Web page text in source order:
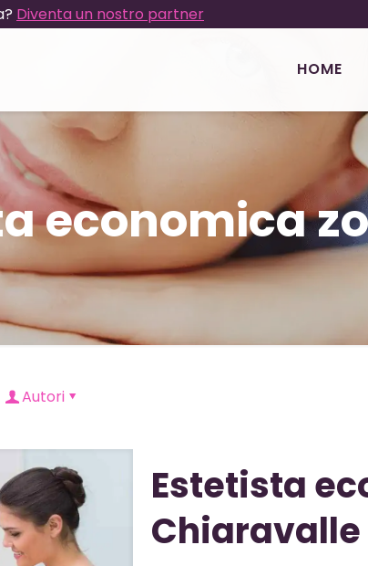
Diventa un nostro partner
HOME
economica
Autori
Estetista
Chiaravalle